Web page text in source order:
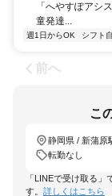
「へやすぽアシ
童発達...
週1日からOK シフト
前へ
こ
静岡県 / 新蒲原
転勤なし
「LINEで受け取る
す。 詳しくはこちら